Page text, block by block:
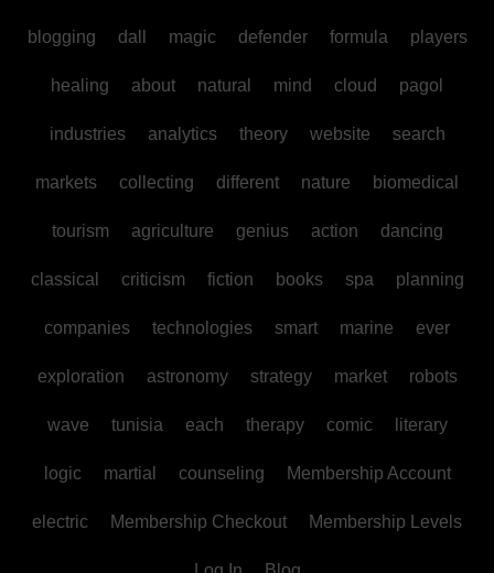
blogging dall magic defender formula players
healing about natural mind cloud pagol
industries analytics theory website search
markets collecting different nature biomedical
tourism agriculture genius action dancing
classical criticism fiction books spa planning
companies technologies smart marine ever
exploration astronomy strategy market robots
wave tunisia each therapy comic literary
logic martial counseling Membership Account
electric Membership Checkout Membership Levels